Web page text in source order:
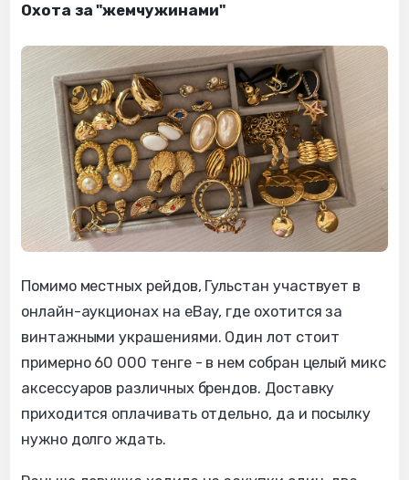
Охота за "жемчужинами"
Помимо местных рейдов, Гульстан участвует в
онлайн-аукционах на eBay, где охотится за
винтажными украшениями. Один лот стоит
примерно 60 000 тенге - в нем собран целый микс
аксессуаров различных брендов. Доставку
приходится оплачивать отдельно, да и посылку
нужно долго ждать.